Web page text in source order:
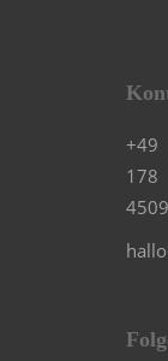
+49
178